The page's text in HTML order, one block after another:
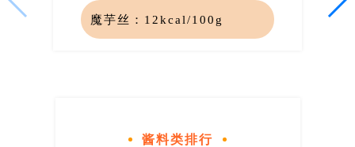
魔芋丝： 12kcal/100g
酱料类排行